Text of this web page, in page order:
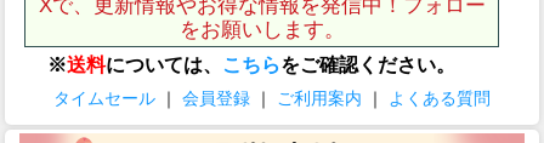
Xで、更新情報やお得な情報を発信中！フォロー
をお願いします。
※送料については、 こちらをご確認ください。
タイムセール ｜ 会員登録 ｜ ご利用案内 ｜ よくある質問